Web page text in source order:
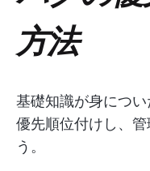
方法
基礎知識が身につ
優先順位付けし、
う。